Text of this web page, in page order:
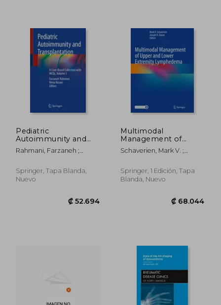
₡ 57.810
Pediatric
Autoimmunity and
Transplantation: A
Case-Based
Volume 3 (en Inglés)
Rahmani, Farzaneh ;
Springer, Tapa Blanda,
Nuevo
Multimodal
Management of
Upper and Lower
Extremity
Inglés)
Schaverien, Mark V. ;
Springer, 1 Edición, Tapa
Blanda, Nuevo